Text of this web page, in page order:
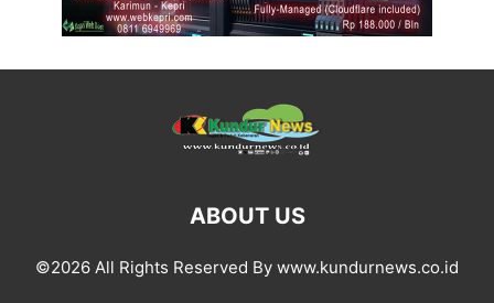
ABOUT US
©2026 All Rights Reserved By www.kundurnews.co.id